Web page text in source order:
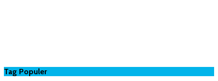
Tag Populer